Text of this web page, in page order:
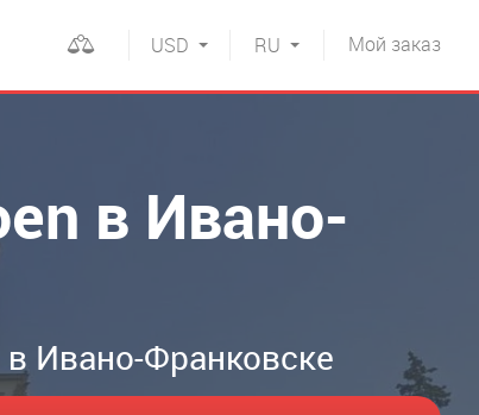
Мой заказ
RU
USD
в Ивано-
Ивано-Франковске